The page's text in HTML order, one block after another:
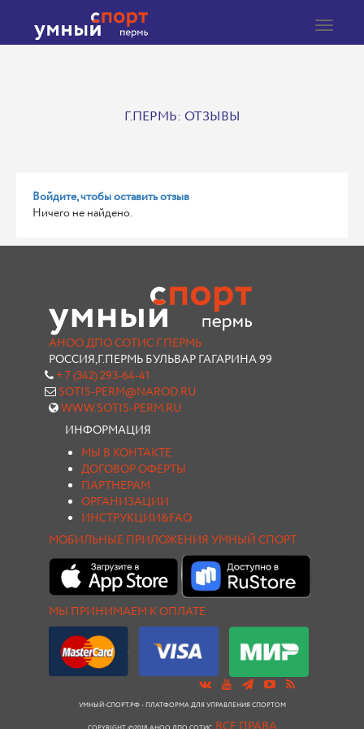
Toggle
Г.ПЕРМЬ: ОТЗЫВЫ
Войдите, чтобы оставить отзыв
Ничего не найдено.
АНОО ДПО СОТИС Г.ПЕРМЬ
РОССИЯ,Г.ПЕРМЬ БУЛЬВАР ГАГАРИНА 99
+ 7 (342) 293-64-41
SOTIS-PERM@NAROD.RU
WWW.SOTIS-PERM.RU
ИНФОРМАЦИЯ
МЫ В КОНТАКТЕ
ДОГОВОР ОФЕРТЫ
ПАРТНЕРАМ
ОРГАНИЗАЦИИ
ИНСТРУКЦИИ&FAQ
МОБИЛЬНЫЕ ПРИЛОЖЕНИЯ УМНЫЙ СПОРТ
МЫ ПРИНИМАЕМ К ОПЛАТЕ
УМНЫЙ-СПОРТ.РФ - ПЛАТФОРМА ДЛЯ УПРАВЛЕНИЯ СПОРТОМ